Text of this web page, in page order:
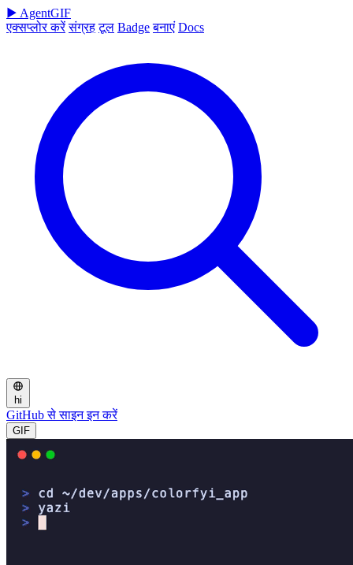
▶ AgentGIF
एक्सप्लोर करें संग्रह टूल Badge बनाएं Docs
hi
GitHub से साइन इन करें
GIF